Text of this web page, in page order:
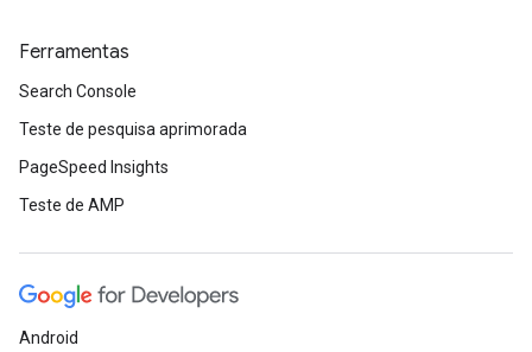
Ferramentas
Search Console
Teste de pesquisa aprimorada
PageSpeed Insights
Teste de AMP
Android